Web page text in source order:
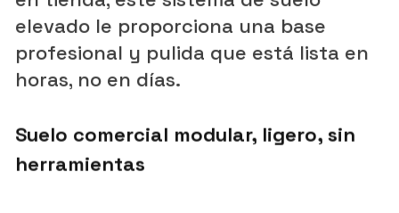
elevado le proporciona una base
profesional y pulida que está lista en
horas, no en días.
Suelo comercial modular, ligero, sin
herramientas